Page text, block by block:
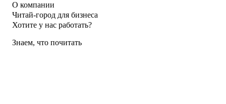
О компании
Читай-город для бизнеса
Хотите у нас работать?
Знаем, что почитать